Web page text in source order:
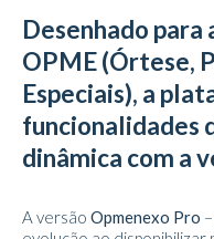
Desenhado para
OPME (Órtese,
Especiais), a
funcionalidades
dinâmica com a
A versão Opmenexo Pro